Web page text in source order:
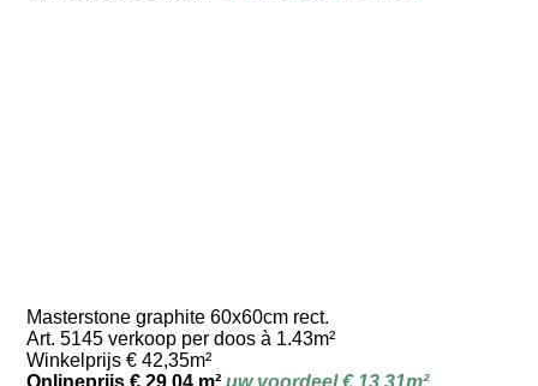
Masterstone graphite 60x60cm rect.
Art. 5145 verkoop per doos à 1.43m²
Winkelprijs € 42,35m²
Onlineprijs € 29,04 m²uw voordeel € 13,31m²